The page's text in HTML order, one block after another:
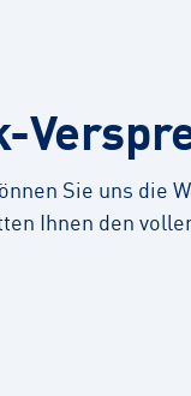
Sie uns die
Ihnen den